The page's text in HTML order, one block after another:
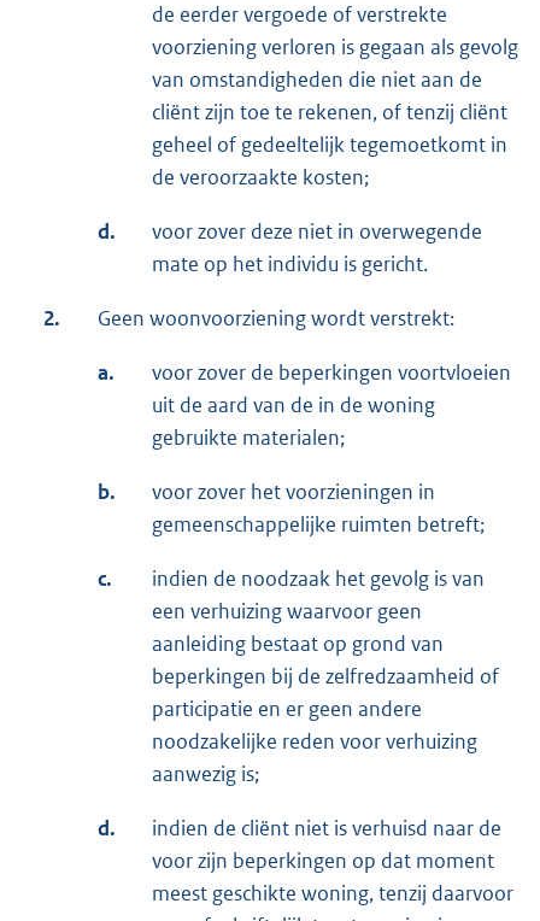
de eerder vergoede of verstrekte
voorziening verloren is gegaan als gevolg
van omstandigheden die niet aan de
cliënt zijn toe te rekenen, of tenzij cliënt
geheel of gedeeltelijk tegemoetkomt in
de veroorzaakte kosten;
d.
voor zover deze niet in overwegende
mate op het individu is gericht.
2. Geen woonvoorziening wordt verstrekt:
a.
voor zover de beperkingen voortvloeien
uit de aard van de in de woning
gebruikte materialen;
b.
voor zover het voorzieningen in
gemeenschappelijke ruimten betreft;
c.
indien de noodzaak het gevolg is van
een verhuizing waarvoor geen
aanleiding bestaat op grond van
beperkingen bij de zelfredzaamheid of
participatie en er geen andere
noodzakelijke reden voor verhuizing
aanwezig is;
d.
indien de cliënt niet is verhuisd naar de
voor zijn beperkingen op dat moment
meest geschikte woning, tenzij daarvoor